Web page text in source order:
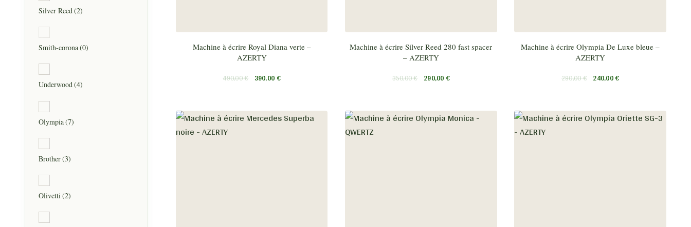
Silver Reed(2)
Smith-corona(0)
Underwood(4)
Olympia(7)
Brother(3)
Olivetti(2)
Machine à écrire Royal Diana verte –
AZERTY
490,00€ 390,00 €
Machine à écrire Silver Reed 280 fast spacer
– AZERTY
350,00€ 290,00 €
Machine à écrire Olympia De Luxe bleue –
AZERTY
290,00€ 240,00€